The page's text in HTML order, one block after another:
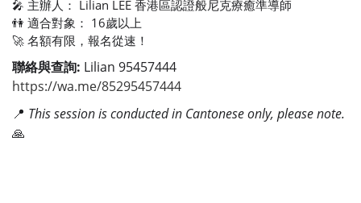
🎤 主辦人： Lilian LEE 香港區認證般尼克療癒準導師
👫 適合對象： 16歲以上
🚀 名額有限，報名從速！
聯絡與查詢: Lilian 95457444
https://wa.me/85295457444
📍 This session is conducted in Cantonese only, please note.
🙏